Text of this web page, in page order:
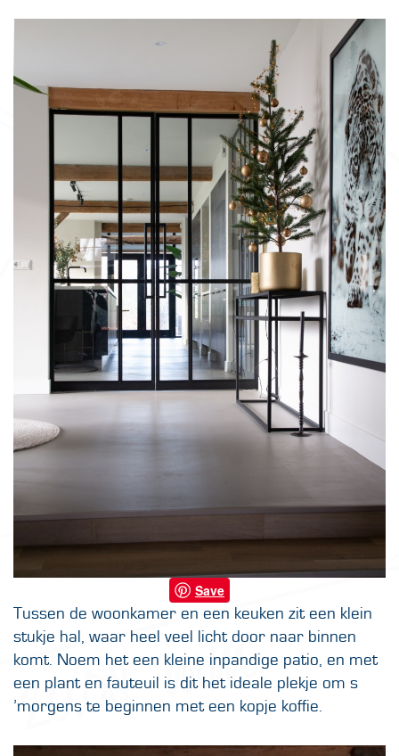
Save
Tussen de woonkamer en een keuken zit een klein
stukje hal, waar heel veel licht door naar binnen
komt. Noem het een kleine inpandige patio, en met
een plant en fauteuil is dit het ideale plekje om s
’morgens te beginnen met een kopje koffie.